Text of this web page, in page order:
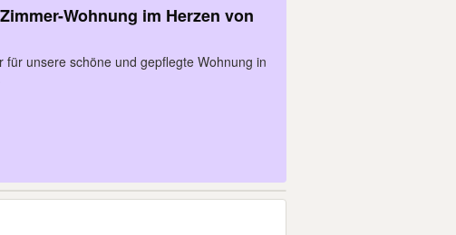
Wohnung im Herzen von
für unsere schöne und gepflegte Wohnung in